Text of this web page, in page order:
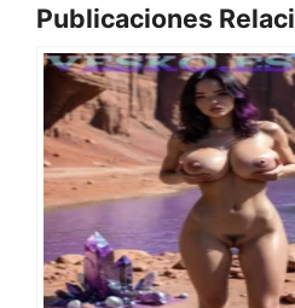
Publicaciones